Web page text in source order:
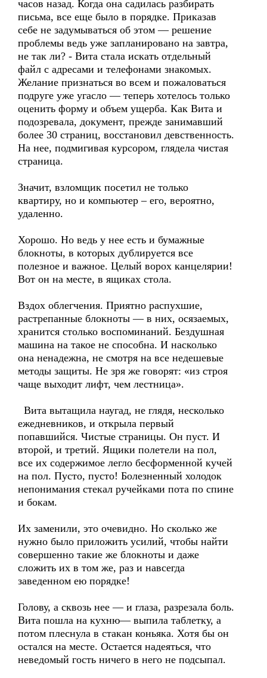
часов назад. Когда она садилась разбирать
письма, все еще было в порядке. Приказав
себе не задумываться об этом — решение
проблемы ведь уже запланировано на завтра,
не так ли? - Вита стала искать отдельный
файл с адресами и телефонами знакомых.
Желание признаться во всем и пожаловаться
подруге уже угасло — теперь хотелось только
оценить форму и объем ущерба. Как Вита и
подозревала, документ, прежде занимавший
более 30 страниц, восстановил девственность.
На нее, подмигивая курсором, глядела чистая
страница.
Значит, взломщик посетил не только
квартиру, но и компьютер – его, вероятно,
удаленно.
Хорошо. Но ведь у нее есть и бумажные
блокноты, в которых дублируется все
полезное и важное. Целый ворох канцелярии!
Вот он на месте, в ящиках стола.
Вздох облегчения. Приятно распухшие,
растрепанные блокноты — в них, осязаемых,
хранится столько воспоминаний. Бездушная
машина на такое не способна. И насколько
она ненадежна, не смотря на все недешевые
методы защиты. Не зря же говорят: «из строя
чаще выходит лифт, чем лестница».
Вита вытащила наугад, не глядя, несколько
ежедневников, и открыла первый
попавшийся. Чистые страницы. Он пуст. И
второй, и третий. Ящики полетели на пол,
все их содержимое легло бесформенной кучей
на пол. Пусто, пусто! Болезненный холодок
непонимания стекал ручейками пота по спине
и бокам.
Их заменили, это очевидно. Но сколько же
нужно было приложить усилий, чтобы найти
совершенно такие же блокноты и даже
сложить их в том же, раз и навсегда
заведенном ею порядке!
Голову, а сквозь нее — и глаза, разрезала боль.
Вита пошла на кухню— выпила таблетку, а
потом плеснула в стакан коньяка. Хотя бы он
остался на месте. Остается надеяться, что
неведомый гость ничего в него не подсыпал.